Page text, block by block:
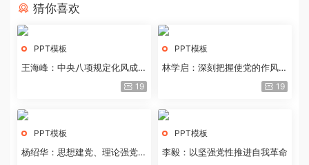
猜你喜欢
PPT模板
王海峰：中央八项规定化风成俗
19
PPT模板
林学启：深刻把握使党的作风全
19
PPT模板
杨绍华：思想建党、理论强党的
PPT模板
李毅：以坚强党性推进自我革命